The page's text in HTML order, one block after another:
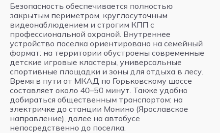
Безопасность обеспечивается полностью
закрытым периметром, круглосуточным
видеонаблюдением и строгим КПП с
профессиональной охраной. Внутреннее
устройство поселка ориентировано на семейный
формат: на территории обустроены современные
детские игровые кластеры, универсальные
спортивные площадки и зоны для отдыха в лесу.
Время в пути от МКАД по Горьковскому шоссе
составляет около 40–50 минут. Также удобно
добираться общественным транспортом: на
электричке до станции Монино (Ярославское
направление), далее на автобусе
непосредственно до поселка.